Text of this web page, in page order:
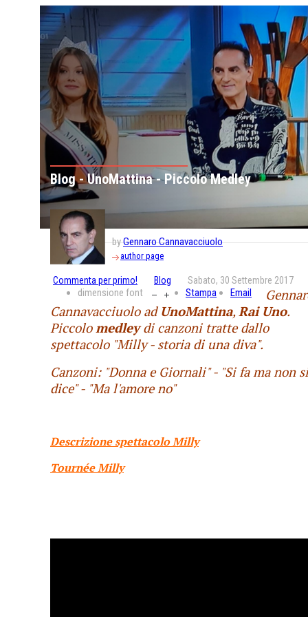
Blog - UnoMattina - Piccolo Medley
byGennaro Cannavacciuolo
author page
Commenta per primo! Blog Sabato, 30 Settembre 2017
dimensione font Stampa Email
Cannavacciuolo ad UnoMattina, Rai Uno.
Piccolo medleydi canzoni tratte dallo
spettacolo "Milly - storia di una diva".
Canzoni: "Donna e Giornali" - "Si fa ma non si
dice" - "Ma l'amore no"
Descrizione spettacolo Milly
Tournée Milly